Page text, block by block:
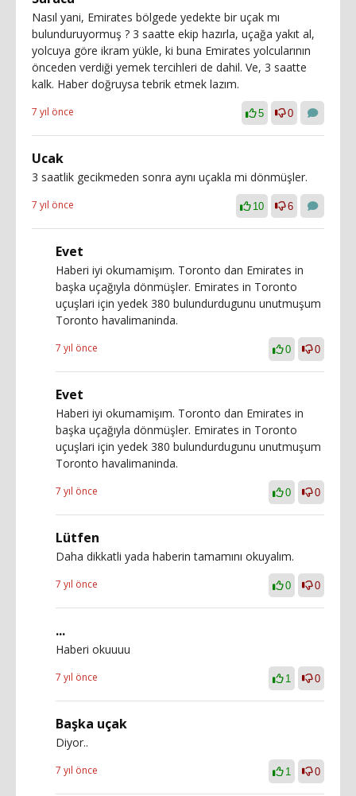
Nasıl yani, Emirates bölgede yedekte bir uçak mı
bulunduruyormuş ? 3 saatte ekip hazırla, uçağa yakıt al,
yolcuya göre ikram yükle, ki buna Emirates yolcularının
önceden verdiği yemek tercihleri de dahil. Ve, 3 saatte
kalk. Haber doğruysa tebrik etmek lazım.
7 yıl önce 5 0
Ucak
3 saatlik gecikmeden sonra aynı uçakla mi dönmüşler.
7 yıl önce 10 6
Evet
Haberi iyi okumamişım. Toronto dan Emirates in
başka uçağıyla dönmüşler. Emirates in Toronto
uçuşlari için yedek 380 bulundurdugunu unutmuşum
Toronto havalimaninda.
7 yıl önce 0 0
Evet
Haberi iyi okumamişım. Toronto dan Emirates in
başka uçağıyla dönmüşler. Emirates in Toronto
uçuşlari için yedek 380 bulundurdugunu unutmuşum
Toronto havalimaninda.
7 yıl önce 0 0
Lütfen
Daha dikkatli yada haberin tamamını okuyalım.
7 yıl önce 0 0
...
Haberi okuuuu
7 yıl önce 1 0
Başka uçak
Diyor..
7 yıl önce 1 0